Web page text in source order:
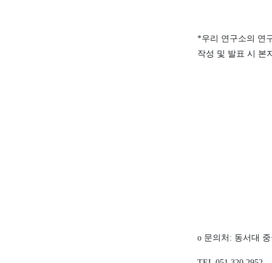
*우리 연구소의 연
작성 및 발표 시 본
o 문의처 : 동서대